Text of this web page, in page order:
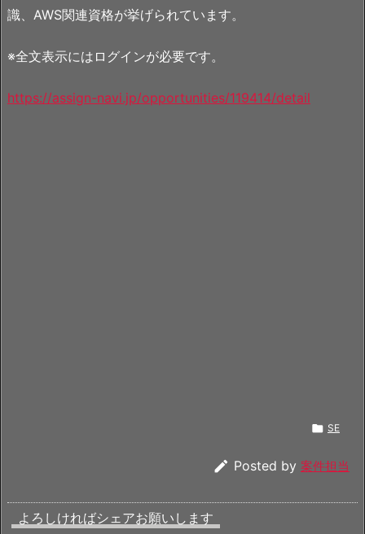
識、AWS関連資格が挙げられています。
※全文表示にはログインが必要です。
https://assign-navi.jp/opportunities/119414/detail
 SE
 Posted by 案件担当
よろしければシェアお願いします